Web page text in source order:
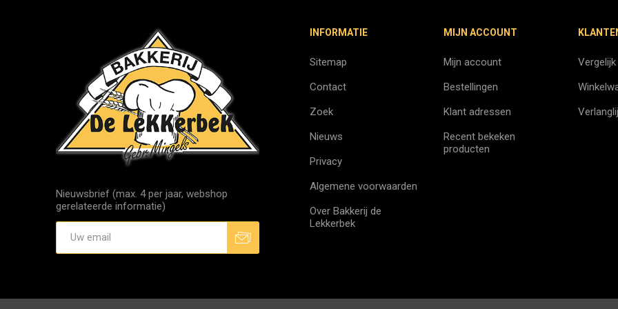
Nieuwsbrief (max. 4 per jaar, webshop
gerelateerde informatie)
INFORMATIE
Sitemap
Contact
Zoek
Nieuws
Privacy
Algemene voorwaarden
Over Bakkerij de
Lekkerbek
MIJN ACCOUNT
Mijn account
Bestellingen
Klant adressen
Recent bekeken
producten